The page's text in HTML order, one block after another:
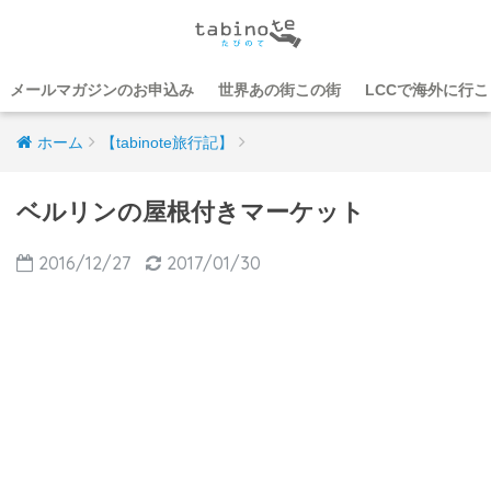
メールマガジンのお申込み 世界あの街この街 LCCで海外に行
ホーム 【tabinote旅行記】
ベルリンの屋根付きマーケット
2016/12/27 2017/01/30